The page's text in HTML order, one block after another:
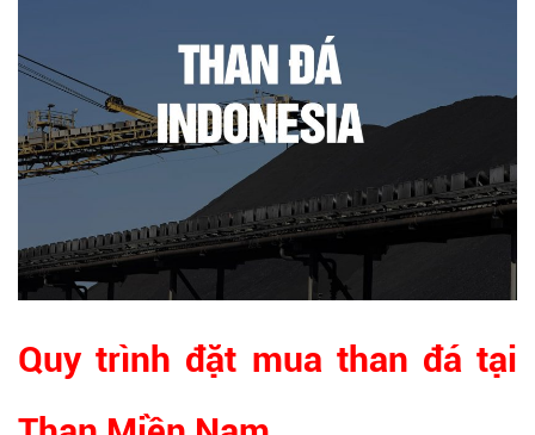
Quy trình đặt mua than đá tại